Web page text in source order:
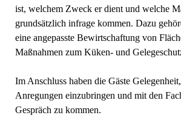
ist, welchem Zweck er dient und welche
grundsätzlich infrage kommen. Dazu
eine angepasste Bewirtschaftung von
Maßnahmen zum Küken- und
Im Anschluss haben die Gäste
Anregungen einzubringen und mit den
Gespräch zu kommen.